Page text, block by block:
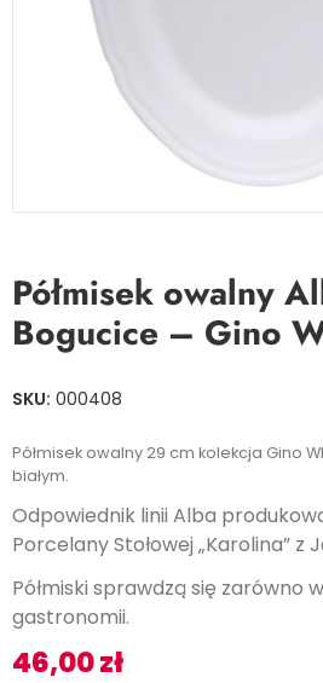
Półmisek owalny
Bogucice – Gino
SKU: 000408
Półmisek owalny 29 cm kolekcja Gino
białym.
Odpowiednik linii Alba
Porcelany Stołowej „Karolina” z
Półmiski sprawdzą się zarówno
gastronomii.
46,00zł